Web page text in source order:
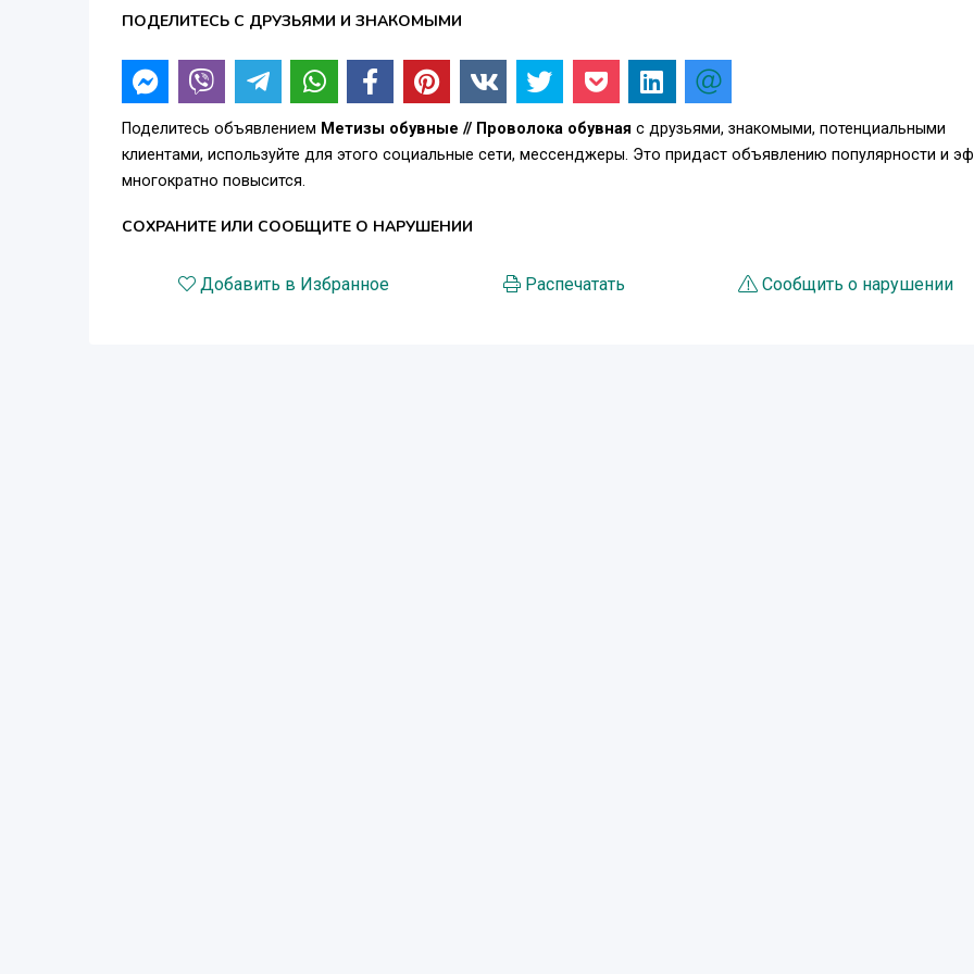
ПОДЕЛИТЕСЬ С ДРУЗЬЯМИ И ЗНАКОМЫМИ
Поделитесь объявлением Метизы обувные // Проволока обувная с друзьями, знакомыми, потенциальными
клиентами, используйте для этого социальные сети, мессенджеры. Это придаст объявлению популярности и
многократно повысится.
СОХРАНИТЕ ИЛИ СООБЩИТЕ О НАРУШЕНИИ
Добавить в Избранное Распечатать Сообщить о нарушении